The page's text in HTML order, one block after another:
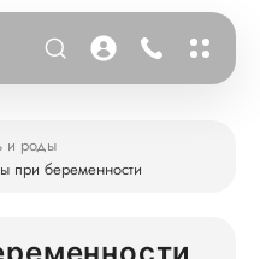
и роды
при беременности